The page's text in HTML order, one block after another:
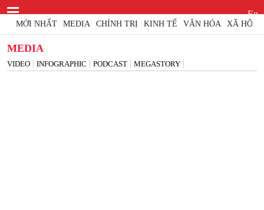
En
MỚI NHẤT MEDIA CHÍNH TRỊ KINH TẾ VĂN HÓA XÃ HỘI
MEDIA
VIDEO INFOGRAPHIC PODCAST MEGASTORY